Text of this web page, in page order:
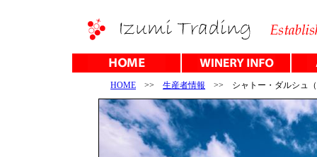
HOME >> 生産者情報 >> シャトー・ダルシュ